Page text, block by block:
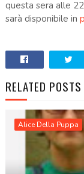
questa sera alle
sarà disponibile in
RELATED POSTS
Alice Della Puppa